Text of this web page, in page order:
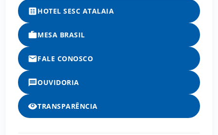
HOTEL SESC ATALAIA
MESA BRASIL
FALE CONOSCO
OUVIDORIA
TRANSPARÊNCIA